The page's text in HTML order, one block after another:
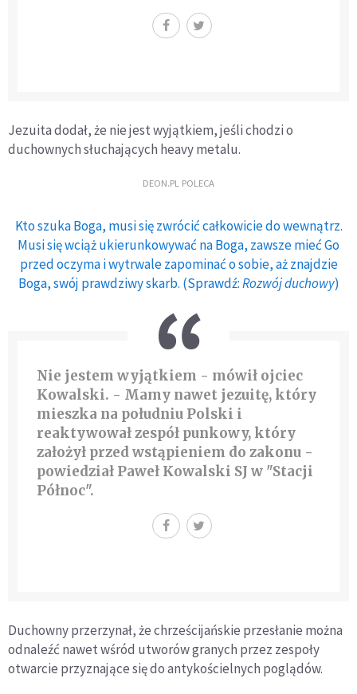
Jezuita dodał, że nie jest wyjątkiem, jeśli chodzi o
duchownych słuchających heavy metalu.
DEON.PL POLECA
Kto szuka Boga, musi się zwrócić całkowicie do wewnątrz.
Musi się wciąż ukierunkowywać na Boga, zawsze mieć Go
przed oczyma i wytrwale zapominać o sobie, aż znajdzie
Boga, swój prawdziwy skarb. (Sprawdź:Rozwój duchowy)
Nie jestem wyjątkiem - mówił ojciec
Kowalski. - Mamy nawet jezuitę, który
mieszka na południu Polski i
reaktywował zespół punkowy, który
założył przed wstąpieniem do zakonu -
powiedział Paweł Kowalski SJ w "Stacji
Północ".
Duchowny przerzynał, że chrześcijańskie przesłanie można
odnaleźć nawet wśród utworów granych przez zespoły
otwarcie przyznające się do antykościelnych poglądów.